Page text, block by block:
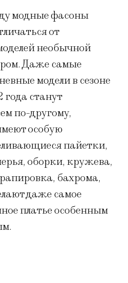
модные фасоны
от
необычной
Даже самые
модели в сезоне
года станут
по-другому,
особую
пайетки,
оборки, кружева,
бахрома,
даже самое
платье особенным